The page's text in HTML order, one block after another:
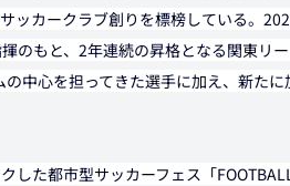
ッカークラブ創りを標榜している。
のもと、2年連続の昇格となる関東リ
中心を担ってきた選手に加え、新た
した都市型サッカーフェス「